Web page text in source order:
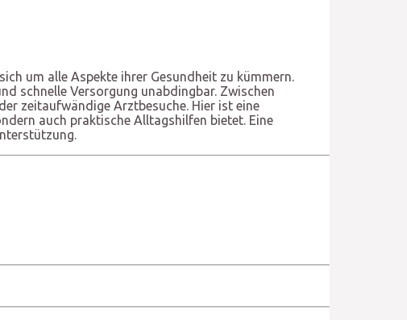
um alle Aspekte ihrer Gesundheit zu kümmern.
schnelle Versorgung unabdingbar. Zwischen
zeitaufwändige Arztbesuche. Hier ist eine
auch praktische Alltagshilfen bietet. Eine